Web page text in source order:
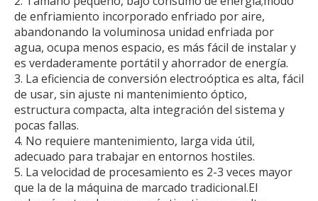
de enfriamiento incorporado enfriado por aire,
abandonando la voluminosa unidad enfriada por
agua, ocupa menos espacio, es más fácil de instalar y
es verdaderamente portátil y ahorrador de energía.
3. La eficiencia de conversión electroóptica es alta, fácil
de usar, sin ajuste ni mantenimiento óptico,
estructura compacta, alta integración del sistema y
pocas fallas.
4. No requiere mantenimiento, larga vida útil,
adecuado para trabajar en entornos hostiles.
5. La velocidad de procesamiento es 2-3 veces mayor
que la de la máquina de marcado tradicional.El